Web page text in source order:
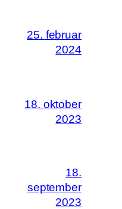
25. februar
2024
18. oktober
2023
18.
september
2023